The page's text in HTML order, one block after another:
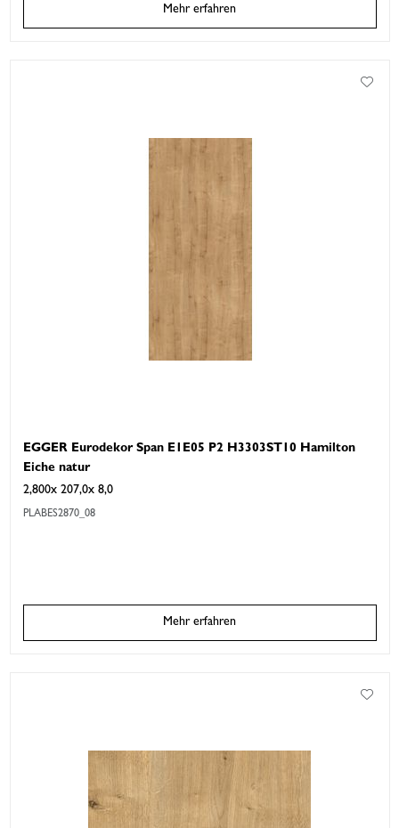
Mehr erfahren
EGGER Eurodekor Span E1E05 P2 H3303ST10 Hamilton
Eiche natur
2,800x 207,0x 8,0
PLABES2870_08
Mehr erfahren